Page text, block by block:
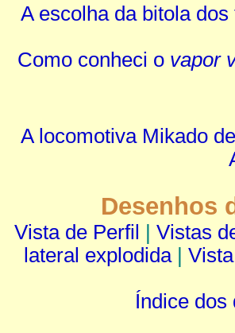
A escolha da bitola dos
Como conheci o vapor
A locomotiva Mikado
Desenhos
Vista de Perfil
Vistas
lateral explodida|
Índice dos